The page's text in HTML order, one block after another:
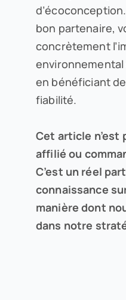
bon partenaire,
concrètement
en bénéficiant
fiabilité.
Cet article n’est
affilié ou
C’est un réel
connaissance
manière dont
dans notre